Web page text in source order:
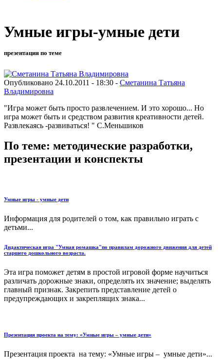
Умные игры-умные дети
презентация по теме
Опубликовано 24.10.2011 - 18:30 - Сметанина Татьяна
Владимировна
"Игра может быть просто развлечением. И это хорошо... Но
игра может быть и средством развития креативности детей.
Развлекаясь -развиваться! " С.Меньшиков
По теме: методические разработки,
презентации и конспекты
Умные игры - умные дети
Информация для родителей о том, как правильно играть с
детьми...
Дидактическая игра "Умная ромашка"по правилам дорожного движения для детей
старшего дошкольного возраста.
Эта игра поможет детям в простой игровой форме научиться
различать дорожные знаки, определять их значение; выделять
главный признак. Закрепить представление детей о
предупреждающих и закреплящих знака...
Презентация проекта на тему: «Умные игры – умные дети»
Презентация проекта на тему: «Умные игры – умные дети»...